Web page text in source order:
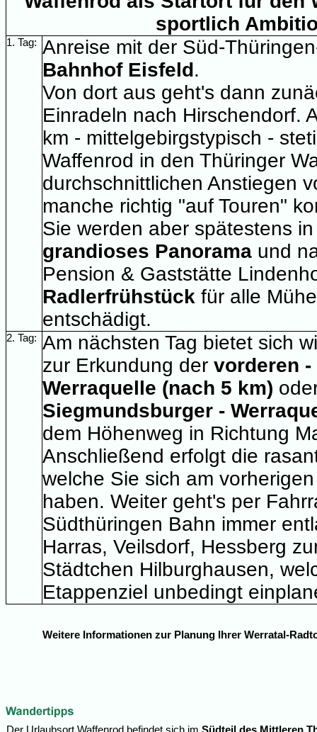
sportlich
1. Tag: Anreise mit der Süd-
Bahnhof Eisfeld.
Von dort aus geht's dann
Einradeln nach Hirschendorf.
km - mittelgebirgstypisch -
Waffenrod in den Thüringer
durchschnittlichen Anstiegen
manche richtig "auf Touren"
Sie werden aber spätestens
grandioses Panorama und
Pension & Gaststätte
Radlerfrühstück für alle
entschädigt.
2. Tag: Am nächsten Tag bietet sich
zur Erkundung der vorderen -
Werraquelle (nach 5 km)
Siegmundsburger -
dem Höhenweg in Richtung
Anschließend erfolgt die
welche Sie sich am
haben. Weiter geht's per
Südthüringen Bahn immer
Harras, Veilsdorf, Hessberg
Städtchen Hilburghausen,
Etappenziel unbedingt
Weitere Informationen zur Planung Ihrer Werratal-
Der Urlaubsort Waffenrod befindet sich im Südteil des Mittleren